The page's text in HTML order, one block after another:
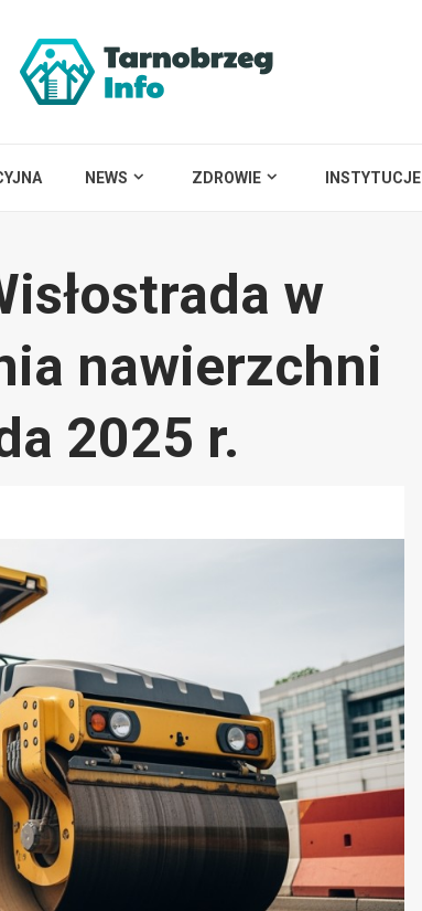
NEWS ZDROWIE INSTYTUCJE
w
nawierzchni
2025 r.